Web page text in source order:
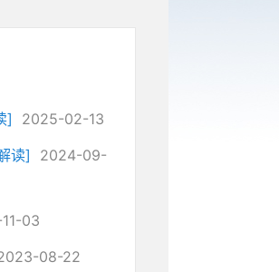
]
2025-02-13
读]
2024-09-
03
08-22